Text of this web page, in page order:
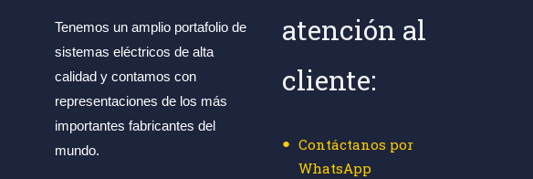
Tenemos un amplio portafolio de
sistemas eléctricos de alta
calidad y contamos con
representaciones de los más
importantes fabricantes del
mundo.
atención al
cliente:
Contáctanos por
WhatsApp